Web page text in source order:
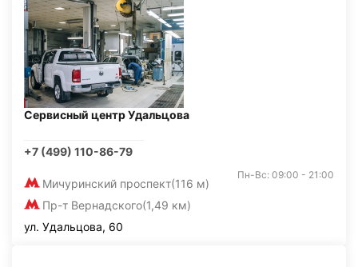
Сервисный центр Удальцова
+7 (499) 110-86-79
Мичуринский проспект(116 м)
Пр-т Вернадского(1,49 км)
Пн-Вс: 09:00 - 21:00
ул. Удальцова, 60